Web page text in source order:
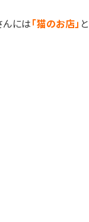
んには「猫のお店」 と